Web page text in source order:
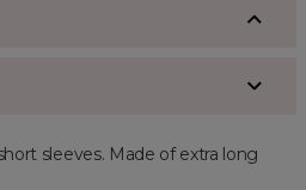
sleeves. Made of extra long